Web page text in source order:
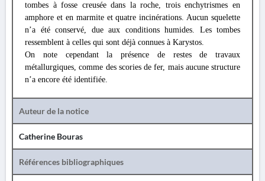
tombes à fosse creusée dans la roche, trois enchytrismes en
amphore et en marmite et quatre incinérations. Aucun squelette
n’a été conservé, due aux conditions humides. Les tombes
ressemblent à celles qui sont déjà connues à Karystos.
On note cependant la présence de restes de travaux
métallurgiques, comme des scories de fer, mais aucune structure
n’a encore été identifiée.
Auteur de la notice
Catherine Bouras
Références bibliographiques